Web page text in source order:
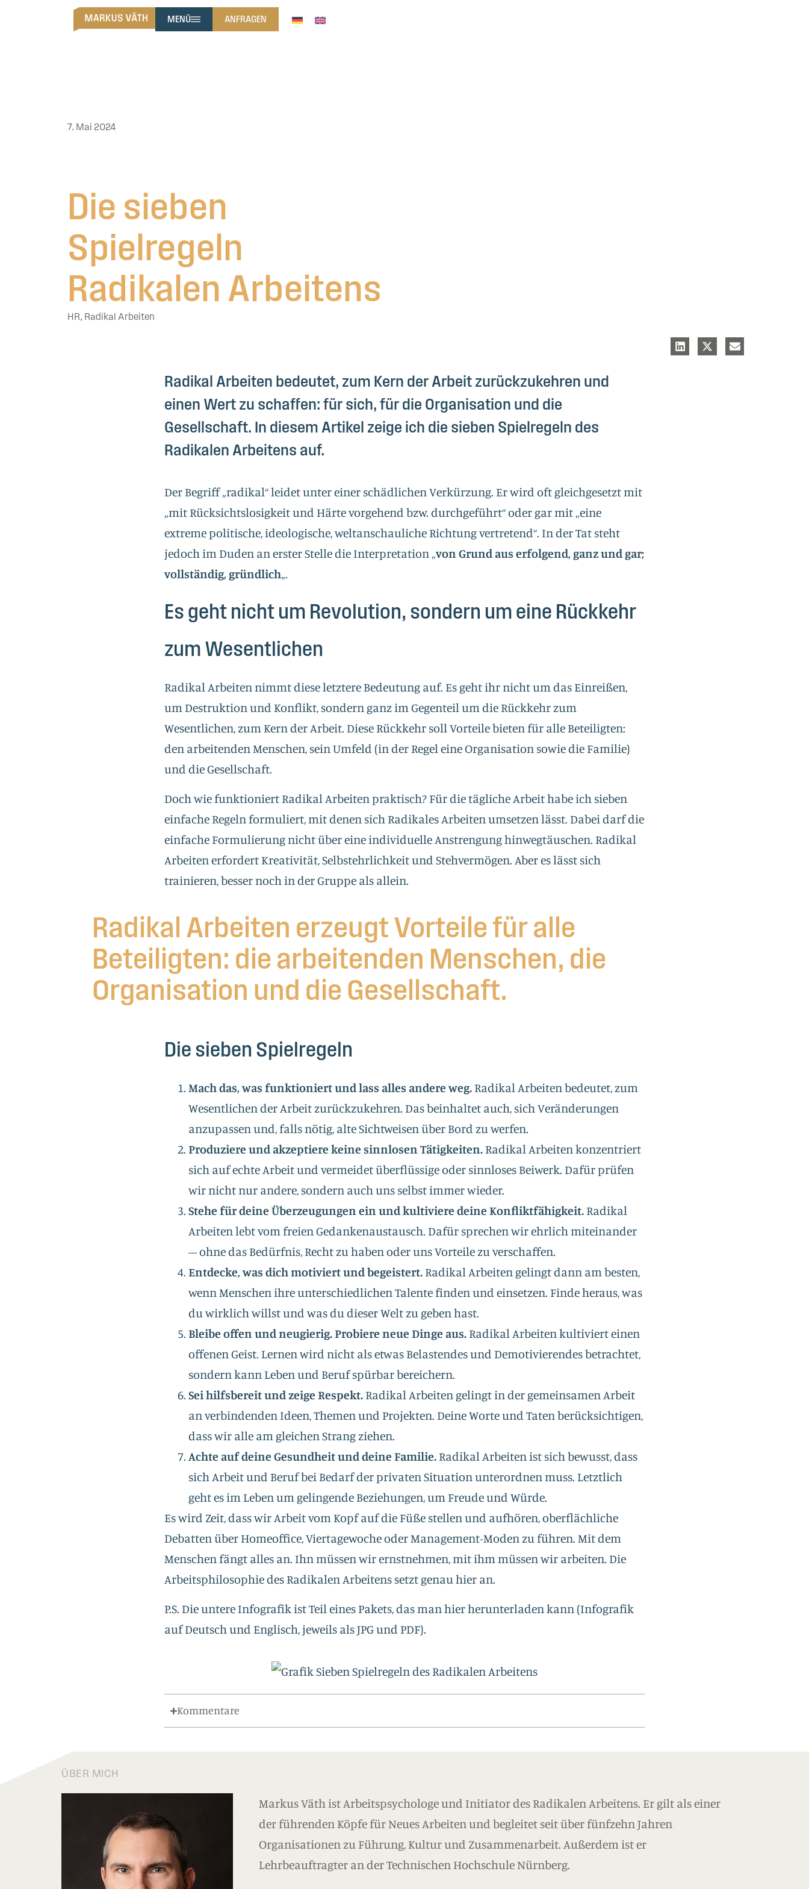
MENÜ ANFRAGEN
7. Mai 2024
Die sieben
Spielregeln
Radikalen Arbeitens
HR, Radikal Arbeiten
Radikal Arbeiten bedeutet, zum Kern der Arbeit zurückzukehren und
einen Wert zu schaffen: für sich, für die Organisation und die
Gesellschaft. In diesem Artikel zeige ich die sieben Spielregeln des
Radikalen Arbeitens auf.
Der Begriff „radikal“ leidet unter einer schädlichen Verkürzung. Er wird oft gleichgesetzt mit
„mit Rücksichtslosigkeit und Härte vorgehend bzw. durchgeführt“ oder gar mit „eine
extreme politische, ideologische, weltanschauliche Richtung vertretend“. In der Tat steht
jedoch im Duden an erster Stelle die Interpretation „von Grund aus erfolgend, ganz und gar;
vollständig, gründlich„.
Es geht nicht um Revolution, sondern um eine Rückkehr
zum Wesentlichen
Radikal Arbeiten nimmt diese letztere Bedeutung auf. Es geht ihr nicht um das Einreißen,
um Destruktion und Konflikt, sondern ganz im Gegenteil um die Rückkehr zum
Wesentlichen, zum Kern der Arbeit. Diese Rückkehr soll Vorteile bieten für alle Beteiligten:
den arbeitenden Menschen, sein Umfeld (in der Regel eine Organisation sowie die Familie)
und die Gesellschaft.
Doch wie funktioniert Radikal Arbeiten praktisch? Für die tägliche Arbeit habe ich sieben
einfache Regeln formuliert, mit denen sich Radikales Arbeiten umsetzen lässt. Dabei darf die
einfache Formulierung nicht über eine individuelle Anstrengung hinwegtäuschen. Radikal
Arbeiten erfordert Kreativität, Selbstehrlichkeit und Stehvermögen. Aber es lässt sich
trainieren, besser noch in der Gruppe als allein.
Radikal Arbeiten erzeugt Vorteile für alle
Beteiligten: die arbeitenden Menschen, die
Organisation und die Gesellschaft.
Die sieben Spielregeln
Mach das, was funktioniert und lass alles andere weg.Radikal Arbeiten bedeutet, zum
Wesentlichen der Arbeit zurückzukehren. Das beinhaltet auch, sich Veränderungen
anzupassen und, falls nötig, alte Sichtweisen über Bord zu werfen.
Produziere und akzeptiere keine sinnlosen Tätigkeiten.Radikal Arbeiten konzentriert
sich auf echte Arbeit und vermeidet überflüssige oder sinnloses Beiwerk. Dafür prüfen
wir nicht nur andere, sondern auch uns selbst immer wieder.
Stehe für deine Überzeugungen ein und kultiviere deine Konfliktfähigkeit.Radikal
Arbeiten lebt vom freien Gedankenaustausch. Dafür sprechen wir ehrlich miteinander
– ohne das Bedürfnis, Recht zu haben oder uns Vorteile zu verschaffen.
Entdecke, was dich motiviert und begeistert.Radikal Arbeiten gelingt dann am besten,
wenn Menschen ihre unterschiedlichen Talente finden und einsetzen. Finde heraus, was
du wirklich willst und was du dieser Welt zu geben hast.
Bleibe offen und neugierig. Probiere neue Dinge aus.Radikal Arbeiten kultiviert einen
offenen Geist. Lernen wird nicht als etwas Belastendes und Demotivierendes betrachtet,
sondern kann Leben und Beruf spürbar bereichern.
Sei hilfsbereit und zeige Respekt.Radikal Arbeiten gelingt in der gemeinsamen Arbeit
an verbindenden Ideen, Themen und Projekten. Deine Worte und Taten berücksichtigen,
dass wir alle am gleichen Strang ziehen.
Achte auf deine Gesundheit und deine Familie.Radikal Arbeiten ist sich bewusst, dass
sich Arbeit und Beruf bei Bedarf der privaten Situation unterordnen muss. Letztlich
geht es im Leben um gelingende Beziehungen, um Freude und Würde.
Es wird Zeit, dass wir Arbeit vom Kopf auf die Füße stellen und aufhören, oberflächliche
Debatten über Homeoffice, Viertagewoche oder Management-Moden zu führen. Mit dem
Menschen fängt alles an. Ihn müssen wir ernstnehmen, mit ihm müssen wir arbeiten. Die
Arbeitsphilosophie des Radikalen Arbeitens setzt genau hier an.
P.S. Die untere Infografik ist Teil eines Pakets,das man hier herunterladen kann (Infografik
auf Deutsch und Englisch, jeweils als JPG und PDF).
Kommentare
ÜBER MICH
Markus Väth ist Arbeitspsychologe und Initiator des Radikalen Arbeitens. Er gilt als einer
der führenden Köpfe für Neues Arbeiten und begleitet seit über fünfzehn Jahren
Organisationen zu Führung, Kultur und Zusammenarbeit. Außerdem ist er
Lehrbeauftragter an der Technischen Hochschule Nürnberg.